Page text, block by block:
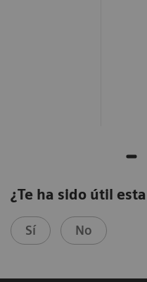
¿Te ha sido útil
Sí No